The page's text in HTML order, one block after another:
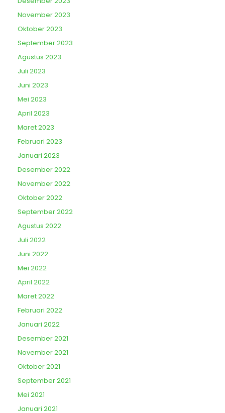
November 2023
Oktober 2023
September 2023
Agustus 2023
Juli 2023
Juni 2023
Mei 2023
April 2023
Maret 2023
Februari 2023
Januari 2023
Desember 2022
November 2022
Oktober 2022
September 2022
Agustus 2022
Juli 2022
Juni 2022
Mei 2022
April 2022
Maret 2022
Februari 2022
Januari 2022
Desember 2021
November 2021
Oktober 2021
September 2021
Mei 2021
Januari 2021